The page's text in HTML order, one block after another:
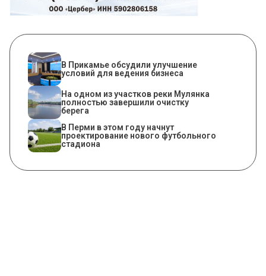
В Прикамье обсудили улучшение
условий для ведения бизнеса
На одном из участков реки Мулянка
полностью завершили очистку
берега
В Перми в этом году начнут
проектирование нового футбольного
стадиона